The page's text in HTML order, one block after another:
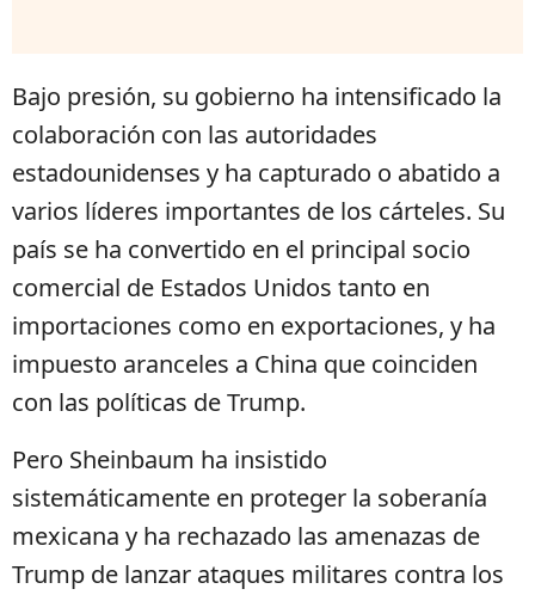
Bajo presión, su gobierno ha intensificado la
colaboración con las autoridades
estadounidenses y ha capturado o abatido a
varios líderes importantes de los cárteles. Su
país se ha convertido en el principal socio
comercial de Estados Unidos tanto en
importaciones como en exportaciones, y ha
impuesto aranceles a China que coinciden
con las políticas de Trump.
Pero Sheinbaum ha insistido
sistemáticamente en proteger la soberanía
mexicana y ha rechazado las amenazas de
Trump de lanzar ataques militares contra los